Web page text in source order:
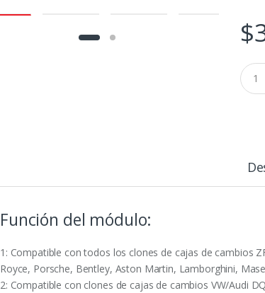
$
ACDP
19
Función del módulo:
1: Compatible con todos los clones de cajas de cambios
Royce, Porsche, Bentley, Aston Martin, Lamborghini,
2: Compatible con clones de cajas de cambios VW/Audi